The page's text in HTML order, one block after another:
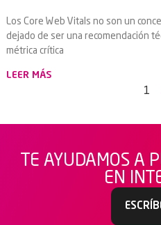
Los Core Web Vitals no son un
dejado de ser una recomendación
métrica crítica
LEER MÁS
1
TE AYUDAMOS A
EN